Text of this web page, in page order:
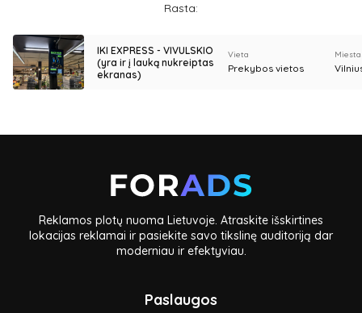
Rasta:
IKI EXPRESS - VIVULSKIO
(yra ir į lauką nukreiptas
ekranas)
Vieta
Prekybos vietos
Reklamos plotų nuoma Lietuvoje. Atraskite išskirtines
lokacijas reklamai ir pasiekite savo tikslinę auditoriją dar
moderniau ir efektyviau.
Paslaugos